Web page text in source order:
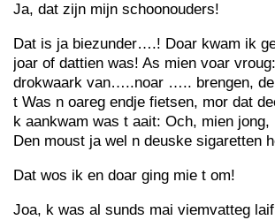
Ja, dat zijn mijn schoonouders!
Dat is ja biezunder….! Doar kwam ik
joar of dattien was! As mien voar
drokwaark van…..noar ….. brengen,
t Was n oareg endje fietsen, mor dat
k aankwam was t aait: Och, mien
Den moust ja wel n deuske sigaretten
Dat wos ik en doar ging mie t om!
Joa, k was al sunds mai viemvatteg